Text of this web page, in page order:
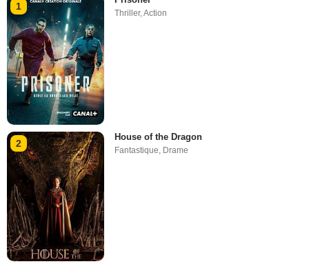
1
Thriller,Action
2
House of the Dragon
Fantastique Drame